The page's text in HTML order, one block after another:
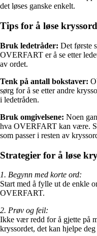
det løses ganske enkelt.
Tips for å løse
Bruk ledetråder: Det første
OVERFART er å se etter
av ordet.
Tenk på antall bokstaver:
sørg for å se etter andre
i ledetråden.
Bruk omgivelsene: Noen
hva OVERFART kan være.
som passer i resten av
Strategier for å løse
1. Begynn med korte ord:
Start med å fylle ut de enkle
OVERFART.
2. Prøv og feil:
Ikke vær redd for å gjette på
kryssordet, det kan hjelpe